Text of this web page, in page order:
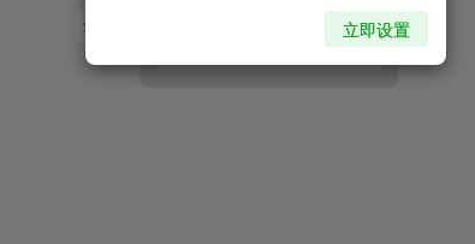
零撸 星塔 帝亿
立即设置